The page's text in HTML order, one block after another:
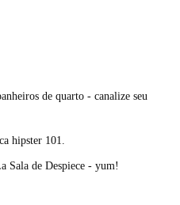
de quarto - canalize seu
hipster 101.
Sala de Despiece - yum!